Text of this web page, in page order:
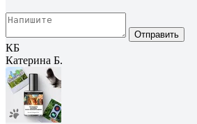
Отправить
КБ
Катерина Б.